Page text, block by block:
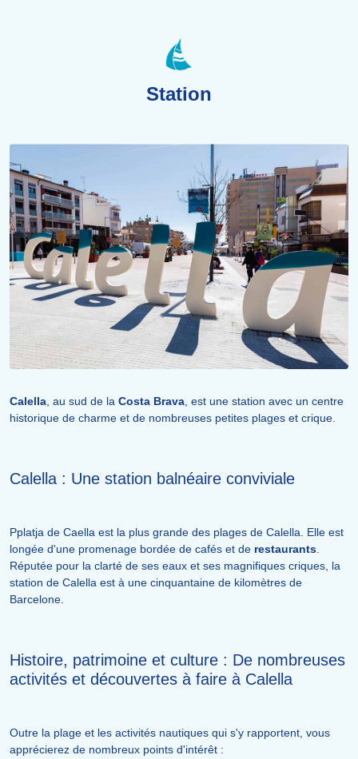
Station
Calella, au sud de la Costa Brava, est une station avec un centre
historique de charme et de nombreuses petites plages et crique.
Calella : Une station balnéaire conviviale
Pplatja de Caella est la plus grande des plages de Calella. Elle est
longée d'une promenage bordée de cafés et de restaurants.
Réputée pour la clarté de ses eaux et ses magnifiques criques, la
station de Calella est à une cinquantaine de kilomètres de
Barcelone.
Histoire, patrimoine et culture : De nombreuses
activités et découvertes à faire à Calella
Outre la plage et les activités nautiques qui s'y rapportent, vous
apprécierez de nombreux points d'intérêt :